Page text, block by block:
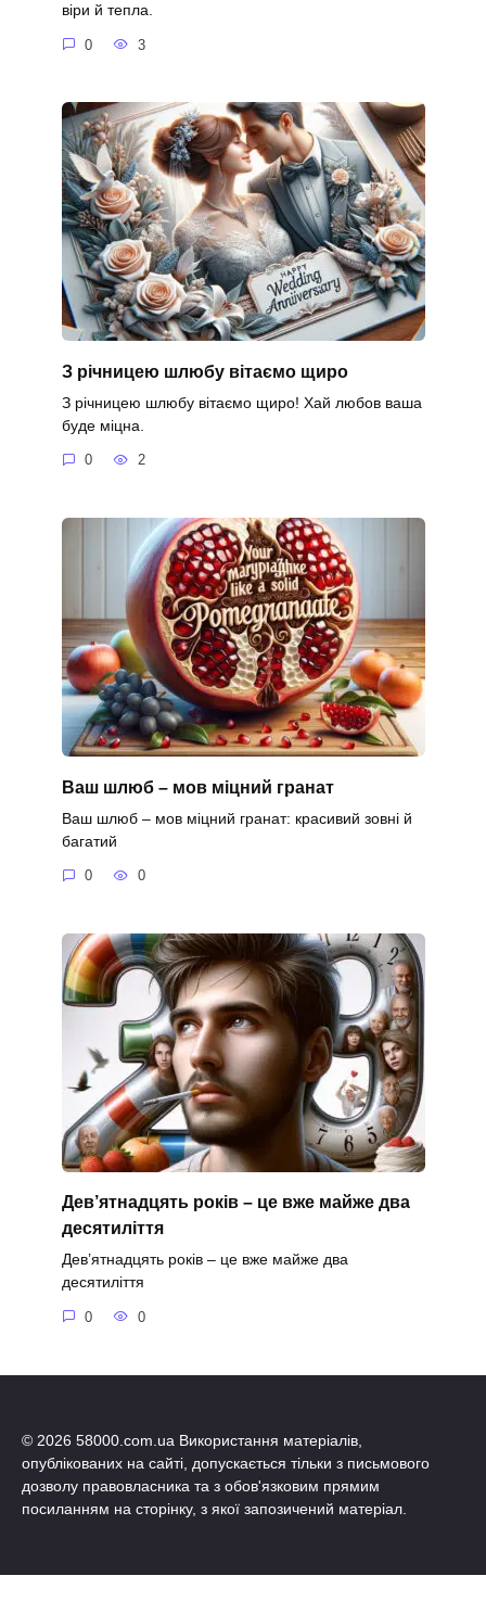
віри й тепла.
0 3
З річницею шлюбу вітаємо щиро
З річницею шлюбу вітаємо щиро! Хай любов ваша
буде міцна.
0 2
Ваш шлюб – мов міцний гранат
Ваш шлюб – мов міцний гранат: красивий зовні й
багатий
0 0
Дев’ятнадцять років – це вже майже два
десятиліття
Дев’ятнадцять років – це вже майже два
десятиліття
0 0
© 2026 58000.com.ua Використання матеріалів,
опублікованих на сайті, допускається тільки з письмового
дозволу правовласника та з обов'язковим прямим
посиланням на сторінку, з якої запозичений матеріал.